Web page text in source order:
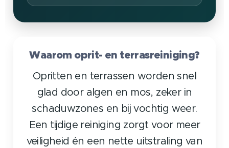
Waarom oprit- en terrasreiniging?
Opritten en terrassen worden snel
glad door algen en mos, zeker in
schaduwzones en bij vochtig weer.
Een tijdige reiniging zorgt voor meer
veiligheid én een nette uitstraling van